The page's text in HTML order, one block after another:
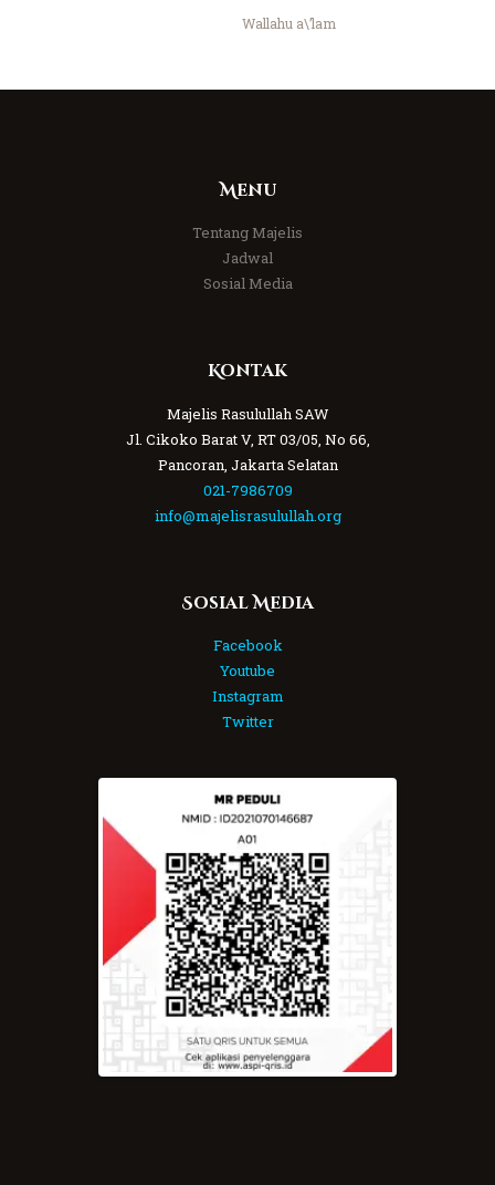
Wallahu a\’lam
Menu
Tentang Majelis
Jadwal
Sosial Media
Kontak
Majelis Rasulullah SAW
Jl. Cikoko Barat V, RT 03/05, No 66,
Pancoran, Jakarta Selatan
021-7986709
info@majelisrasulullah.org
Sosial Media
Facebook
Youtube
Instagram
Twitter